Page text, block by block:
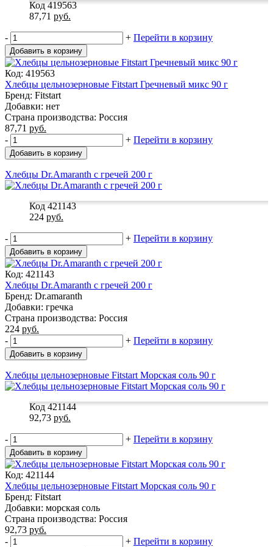
Код 419563
87,71 руб.
- + Перейти в корзину
Добавить в корзину
Код: 419563
Хлебцы цельнозерновые Fitstart Гречневый микс 90 г
Бренд: Fitstart
Добавки: нет
Страна производства: Россия
87,71 руб.
-
+ Перейти в корзину
Добавить в корзину
Хлебцы Dr.Amaranth с гречей 200 г
Код 421143
224 руб.
- + Перейти в корзину
Добавить в корзину
Код: 421143
Хлебцы Dr.Amaranth с гречей 200 г
Бренд: Dr.amaranth
Добавки: гречка
Страна производства: Россия
224 руб.
-
+ Перейти в корзину
Добавить в корзину
Хлебцы цельнозерновые Fitstart Морская соль 90 г
Код 421144
92,73 руб.
- + Перейти в корзину
Добавить в корзину
Код: 421144
Хлебцы цельнозерновые Fitstart Морская соль 90 г
Бренд: Fitstart
Добавки: морская соль
Страна производства: Россия
92,73 руб.
-
+ Перейти в корзину